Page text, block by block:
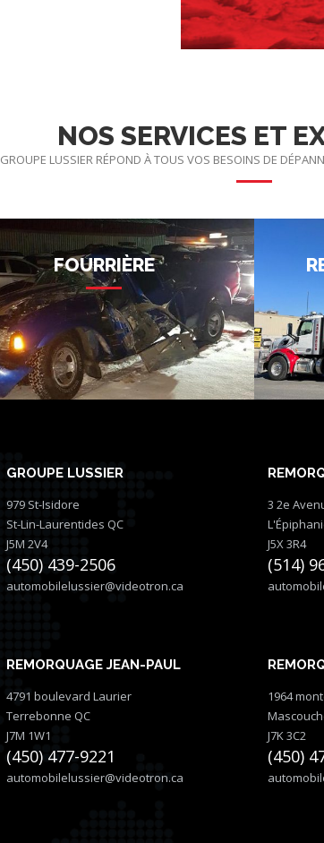
NOS SERVICES ET
GROUPE LUSSIER RÉPOND À TOUS VOS BESOINS DE
FOURRIÈRE
GROUPE LUSSIER
979 St-Isidore
St-Lin-Laurentides QC
J5M 2V4
(450) 439-2506
automobilelussier@videotron.ca
REMORQUAGE JEAN-PAUL
4791 boulevard Laurier
Terrebonne QC
J7M 1W1
(450) 477-9221
automobilelussier@videotron.ca
3 2e
J5X 3R4
(514)
1964
J7K 3C2
(450)